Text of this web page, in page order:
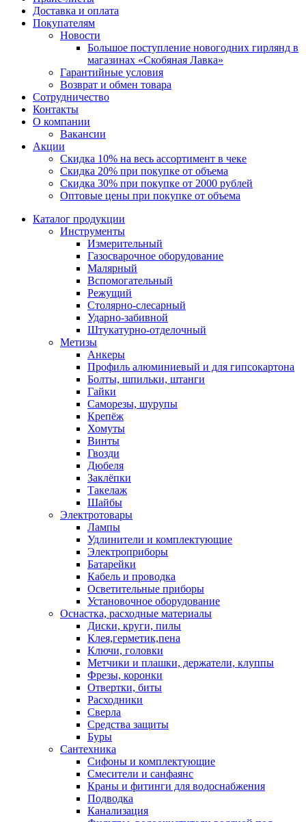
Доставка и оплата
Покупателям
Новости
Большое поступление новогодних гирлянд в
магазинах «Скобяная Лавка»
Гарантийные условия
Возврат и обмен товара
Сотрудничество
Контакты
О компании
Вакансии
Акции
Скидка 10% на весь ассортимент в чеке
Скидка 20% при покупке от объема
Скидка 30% при покупке от 2000 рублей
Оптовые цены при покупке от объема
Каталог продукции
Инструменты
Измерительный
Газосварочное оборудование
Малярный
Вспомогательный
Режущий
Столярно-слесарный
Ударно-забивной
Штукатурно-отделочный
Метизы
Анкеры
Профиль алюминиевый и для гипсокартона
Болты, шпильки, штанги
Гайки
Саморезы, шурупы
Крепёж
Хомуты
Винты
Гвозди
Дюбеля
Заклёпки
Такелаж
Шайбы
Электротовары
Лампы
Удлинители и комплектующие
Электроприборы
Батарейки
Кабель и проводка
Осветительные приборы
Установочное оборудование
Оснастка, расходные материалы
Диски, круги, пилы
Клея,герметик,пена
Ключи, головки
Метчики и плашки, держатели, клуппы
Фрезы, коронки
Отвертки, биты
Расходники
Сверла
Средства защиты
Буры
Сантехника
Сифоны и комплектующие
Смесители и санфаянс
Краны и фитинги для водоснабжения
Подводка
Канализация